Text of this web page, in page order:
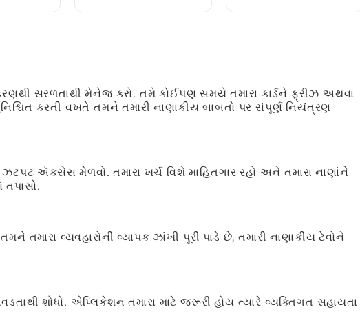
સરળતાથી મેનેજ કરો. તમે કોઈપણ સમયે તમારા કાર્ડને ફ્રીઝ અથવા
કરતી વખતે તમને તમારી નાણાકીય બાબતો પર સંપૂર્ણ નિયંત્રણ
ઍક્સેસ મેળવો. તમારા ખર્ચ વિશે માહિતગાર રહો અને તમારા નાણાંને
તપાસો.
તમારા વ્યવહારોની વ્યાપક ઝાંખી પૂરી પાડે છે, તમારી નાણાકીય ટેવોને
શોધો. એપ્લિકેશન તમારા માટે જરૂરી હોય ત્યારે વ્યક્તિગત સહાયતા